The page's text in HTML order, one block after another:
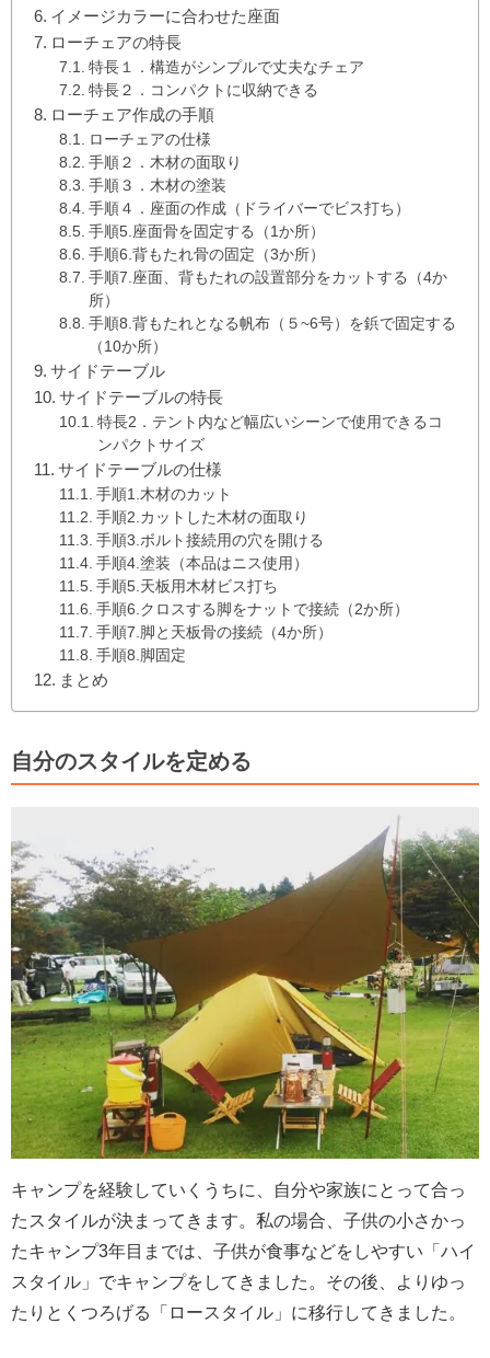
イメージカラーに合わせた座面
ローチェアの特長
特長１．構造がシンプルで丈夫なチェア
特長２．コンパクトに収納できる
ローチェア作成の手順
ローチェアの仕様
手順２．木材の面取り
手順３．木材の塗装
手順４．座面の作成（ドライバーでビス打ち）
手順5.座面骨を固定する（1か所）
手順6.背もたれ骨の固定（3か所）
手順7.座面、背もたれの設置部分をカットする（4か
所）
手順8.背もたれとなる帆布（５~6号）を鋲で固定する
（10か所）
サイドテーブル
サイドテーブルの特長
特長2．テント内など幅広いシーンで使用できるコ
ンパクトサイズ
サイドテーブルの仕様
手順1.木材のカット
手順2.カットした木材の面取り
手順3.ボルト接続用の穴を開ける
手順4.塗装（本品はニス使用）
手順5.天板用木材ビス打ち
手順6.クロスする脚をナットで接続（2か所）
手順7.脚と天板骨の接続（4か所）
手順8.脚固定
まとめ
自分のスタイルを定める
キャンプを経験していくうちに、自分や家族にとって合っ
たスタイルが決まってきます。私の場合、子供の小さかっ
たキャンプ3年目までは、子供が食事などをしやすい「ハイ
スタイル」でキャンプをしてきました。その後、よりゆっ
たりとくつろげる「ロースタイル」に移行してきました。